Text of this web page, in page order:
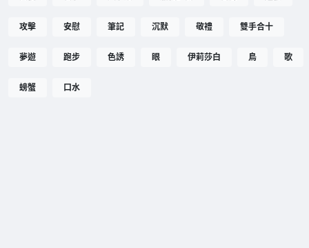
攻擊 安慰 筆記 沉默 敬禮 雙手合十
夢遊 跑步 色誘 眼 伊莉莎白 鳥 歌
螃蟹 口水